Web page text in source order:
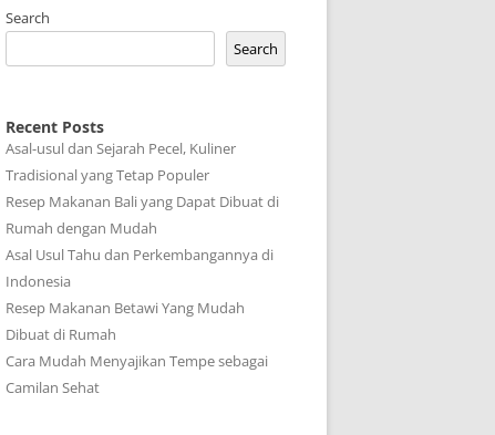
Search
Search
Recent Posts
Asal-usul dan Sejarah Pecel, Kuliner
Tradisional yang Tetap Populer
Resep Makanan Bali yang Dapat Dibuat di
Rumah dengan Mudah
Asal Usul Tahu dan Perkembangannya di
Indonesia
Resep Makanan Betawi Yang Mudah
Dibuat di Rumah
Cara Mudah Menyajikan Tempe sebagai
Camilan Sehat